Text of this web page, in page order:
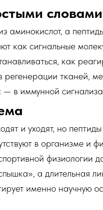
словами
аминокислот, а
как сигнальные
как
регенерации тканей,
в иммунной
и уходят, но
в организме и
физиологии
а длительная
именно научную